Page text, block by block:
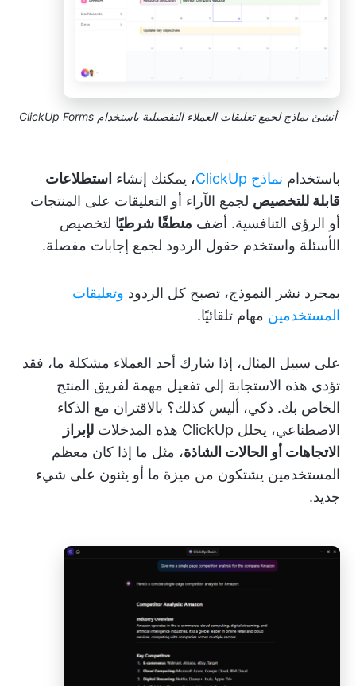
أنشئ نماذج لجمع تعليقات العملاء التفصيلية باستخدام ClickUp Forms
باستخدام نماذج ClickUp ، يمكنك إنشاء استطلاعات
قابلة للتخصيص لجمع الآراء أو التعليقات على المنتجات
أو الرؤى التنافسية. أضف منطقًا شرطيًا لتخصيص
الأسئلة واستخدم حقول الردود لجمع إجابات مفصلة.
بمجرد نشر النموذج، تصبح كل الردود وتعليقات
المستخدمين مهام تلقائيًا.
على سبيل المثال، إذا شارك أحد العملاء مشكلة ما، فقد
تؤدي هذه الاستجابة إلى تفعيل مهمة لفريق المنتج
الخاص بك. ذكي، أليس كذلك؟ بالاقتران مع الذكاء
الاصطناعي، يحلل ClickUp هذه المدخلات
لإبراز
الاتجاهات أو الحالات الشاذة، مثل ما إذا كان معظم
المستخدمين يشتكون من ميزة ما أو يثنون على شيء
جديد.